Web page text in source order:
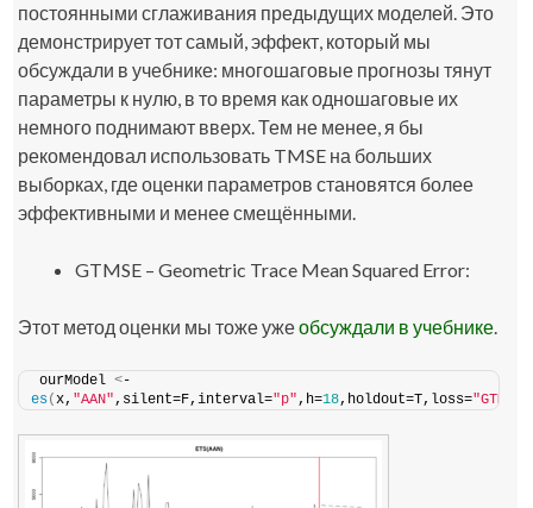
постоянными сглаживания предыдущих моделей. Это
демонстрирует тот самый, эффект, который мы
обсуждали в учебнике: многошаговые прогнозы тянут
параметры к нулю, в то время как одношаговые их
немного поднимают вверх. Тем не менее, я бы
рекомендовал использовать TMSE на больших
выборках, где оценки параметров становятся более
эффективными и менее смещёнными.
GTMSE – Geometric Trace Mean Squared Error:
Этот метод оценки мы тоже ужеобсуждали в учебнике.
ourModel <
es(x, "AAN",silent=F,interval="p",h=18,holdout=T,loss="GTMSE"